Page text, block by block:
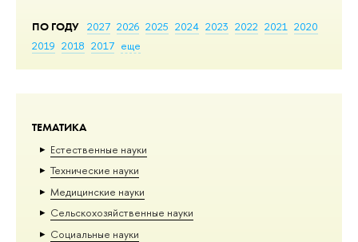
ПО ГОДУ 2027 2026 2025 2024 2023 2022 2021 2020
2019 2018 2017 еще
ТЕМАТИКА
Естественные науки
Тех­ничес­кие науки
Медицинские науки
Сельскохозяйственные науки
Социальные науки